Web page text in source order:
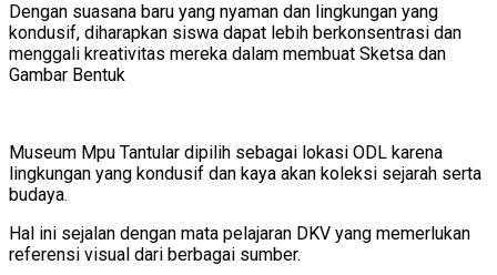
Dengan suasana baru yang nyaman dan lingkungan yang
kondusif, diharapkan siswa dapat lebih berkonsentrasi dan
menggali kreativitas mereka dalam membuat Sketsa dan
Gambar Bentuk
Museum Mpu Tantular dipilih sebagai lokasi ODL karena
lingkungan yang kondusif dan kaya akan koleksi sejarah serta
budaya.
Hal ini sejalan dengan mata pelajaran DKV yang memerlukan
referensi visual dari berbagai sumber.